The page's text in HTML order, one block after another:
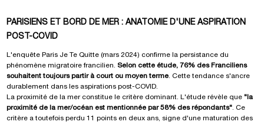
PARISIENS ET BORD DE MER : ANATOMIE D'UNE ASPIRATION
POST-COVID
L'enquête Paris Je Te Quitte (mars 2024) confirme la persistance du
phénomène migratoire francilien. Selon cette étude, 76% des Franciliens
souhaitent toujours partir à court ou moyen terme. Cette tendance s'ancre
durablement dans les aspirations post-COVID.
La proximité de la mer constitue le critère dominant. L'étude révèle que"la
proximité de la mer/océan est mentionnée par 58% des répondants". Ce
critère a toutefois perdu 11 points en deux ans, signe d'une maturation des